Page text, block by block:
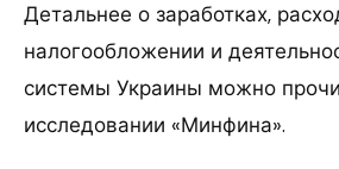
Детальнее о заработках,
налогообложении и
системы Украины можно
исследовании «Минфина».